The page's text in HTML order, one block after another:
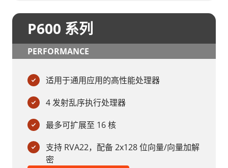
P600 系列
PERFORMANCE
适用于通用应用的高性能处理器
4 发射乱序执行处理器
最多可扩展至 16 核
支持 RVA22，配备 2x128 位向量/向量加解
密